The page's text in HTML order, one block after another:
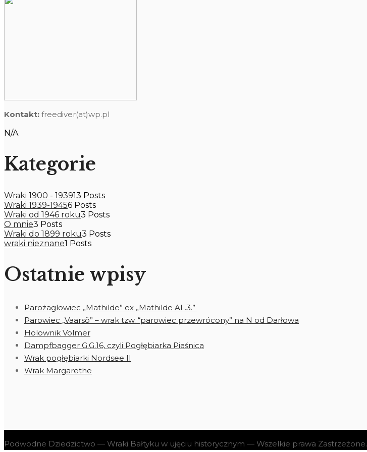
Kontakt: freediver(at)wp.pl
N/A
Kategorie
Wraki 1900 - 193913 Posts
Wraki 1939-19456 Posts
Wraki od 1946 roku3 Posts
O mnie3 Posts
Wraki do 1899 roku3 Posts
wraki nieznane1 Posts
Ostatnie wpisy
Parożaglowiec „Mathilde” ex „Mathilde AL.3.”
Parowiec „Vaarsö” – wrak tzw. “parowiec przewrócony” na N od Darłowa
Holownik Volmer
Dampfbagger G.G.16, czyli Pogłębiarka Piaśnica
Wrak pogłębiarki Nordsee II
Wrak Margarethe
Podwodne Dziedzictwo — Wraki Bałtyku w ujęciu historycznym — Wszelkie prawa Zastrzeżone.